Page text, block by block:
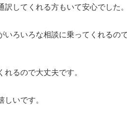
してくれる方もいて安心でした。
いろいろな相談に乗ってくれるの
るので大丈夫です。
いです。